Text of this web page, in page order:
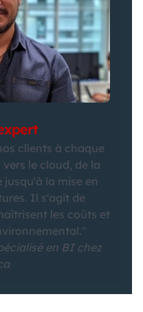
clients à chaque
le cloud, de la
la mise en
Il s'agit de
les coûts et
en BI chez